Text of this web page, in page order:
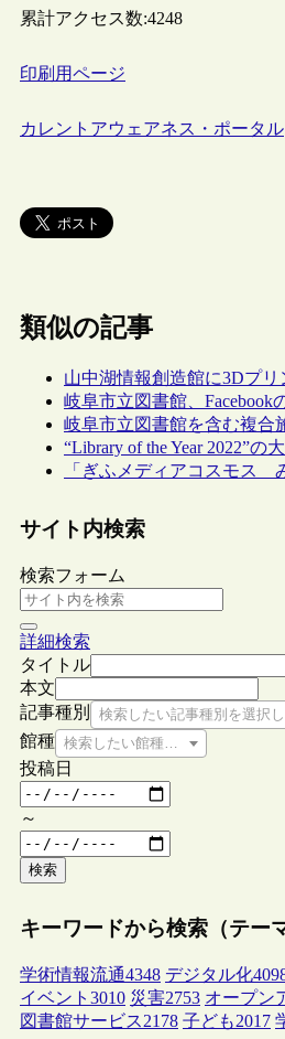
累計アクセス数:4248
印刷用ページ
カレントアウェアネス・ポータル
類似の記事
山中湖情報創造館に3Dプ
岐阜市立図書館、Facebook
岐阜市立図書館を含む複合
“Library of the Year 2022”
「ぎふメディアコスモス
サイト内検索
検索フォーム
詳細検索
タイトル
本文
記事種別
検索したい記事種別を選択
館種 検索したい館種を選択してください
投稿日
～
検索
キーワードから検索（テーマ
学術情報流通4348 デジタル化
イベント 3010 災害2753 オープン
図書館サービス2178 子ども2017